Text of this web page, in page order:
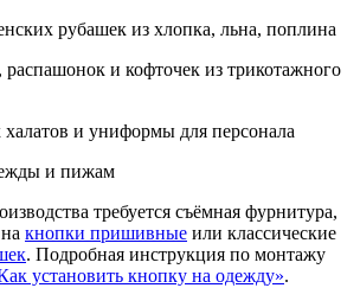
рубашек из хлопка, льна, поплина
распашонок и кофточек из трикотажного
и униформы для персонала
и пижам
требуется съёмная фурнитура,
кнопки пришивные или классические
. Подробная инструкция по монтажу
установить кнопку на одежду».